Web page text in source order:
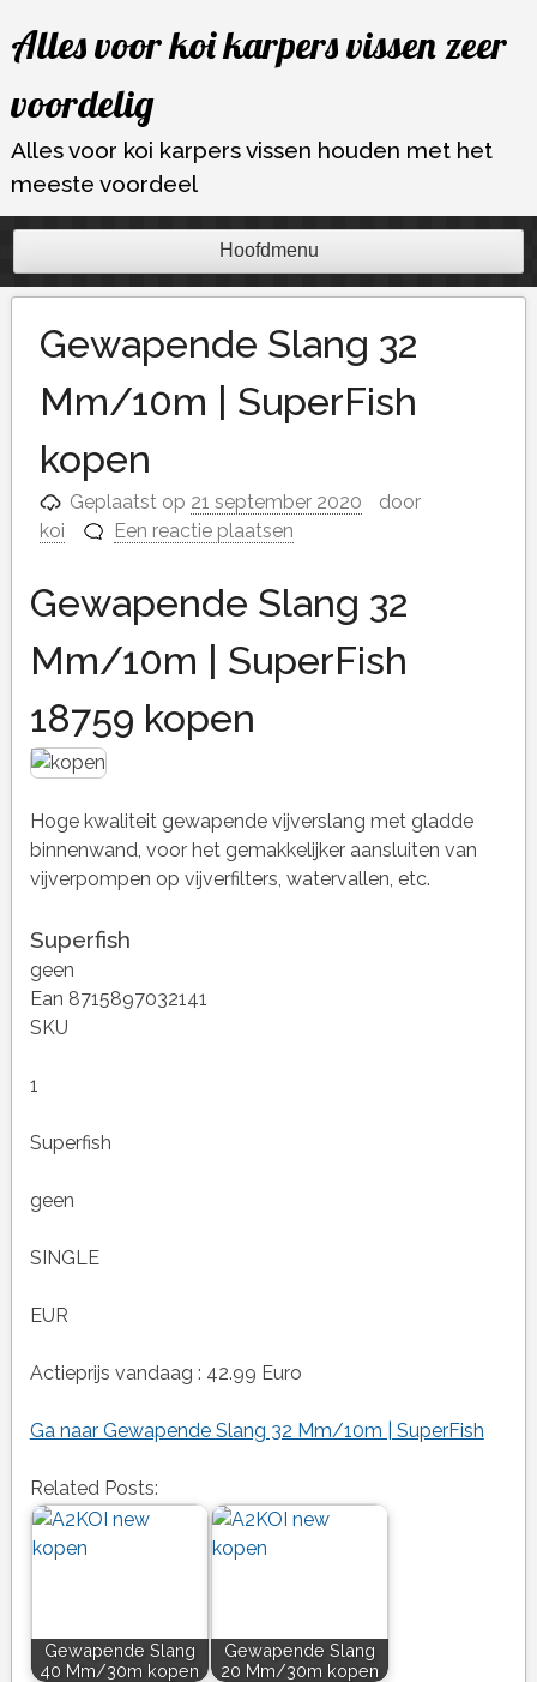
naar
inhoud
Alles voor koi karpers vissen zeer
voordelig
Alles voor koi karpers vissen houden met het
meeste voordeel
Hoofdmenu
Gewapende Slang 32
Mm/10m | SuperFish
kopen
Geplaatst op 21 september 2020
door
koi
Een reactie plaatsen
Gewapende Slang 32
Mm/10m | SuperFish
18759 kopen
Hoge kwaliteit gewapende vijverslang met gladde
binnenwand, voor het gemakkelijker aansluiten van
vijverpompen op vijverfilters, watervallen, etc.
Superfish
geen
Ean 8715897032141
SKU
1
Superfish
geen
SINGLE
EUR
Actieprijs vandaag : 42.99 Euro
Ga naar Gewapende Slang 32 Mm/10m | SuperFish
Related Posts:
Gewapende Slang
40 Mm/30m kopen
Gewapende Slang
20 Mm/30m kopen